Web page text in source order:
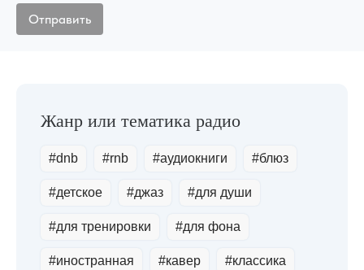
#dnb #rnb #аудиокниги #блюз
#детское #джаз #для души
#для тренировки #для фона
#иностранная #кавер #классика